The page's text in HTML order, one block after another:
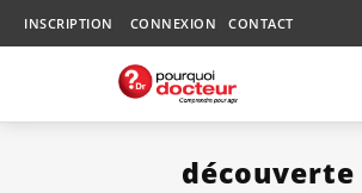
INSCRIPTION CONNEXION CONTACT
découverte